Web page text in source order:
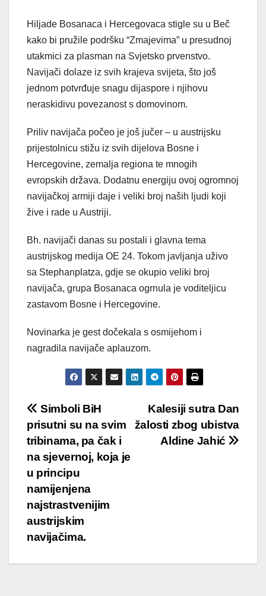
Hiljade Bosanaca i Hercegovaca stigle su u Beč
kako bi pružile podršku “Zmajevima” u presudnoj
utakmici za plasman na Svjetsko prvenstvo.
Navijači dolaze iz svih krajeva svijeta, što još
jednom potvrđuje snagu dijaspore i njihovu
neraskidivu povezanost s domovinom.
Priliv navijača počeo je još jučer – u austrijsku
prijestolnicu stižu iz svih dijelova Bosne i
Hercegovine, zemalja regiona te mnogih
evropskih država. Dodatnu energiju ovoj ogromnoj
navijačkoj armiji daje i veliki broj naših ljudi koji
žive i rade u Austriji.
Bh. navijači danas su postali i glavna tema
austrijskog medija OE 24. Tokom javljanja uživo
sa Stephanplatza, gdje se okupio veliki broj
navijača, grupa Bosanaca ogrnula je voditeljicu
zastavom Bosne i Hercegovine.
Novinarka je gest dočekala s osmijehom i
nagradila navijače aplauzom.
Post
navigation
Kalesiji sutra Dan
žalosti zbog ubistva
Aldine Jahić
Simboli BiH
prisutni su na svim
tribinama, pa čak i
na sjevernoj, koja je
u principu
namijenjena
najstrastvenijim
austrijskim
navijačima.